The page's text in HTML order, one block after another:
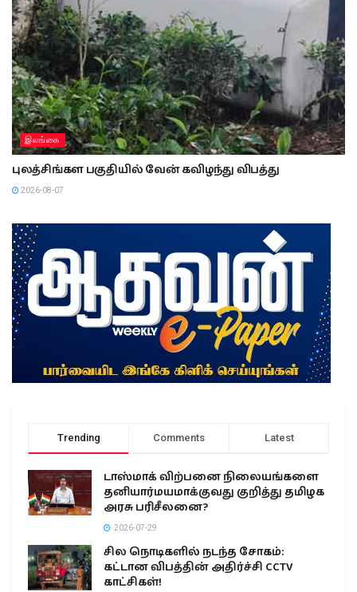
இலங்கை
புலத்சிங்கள பகுதியில் வேன் கவிழந்து விபத்து
2026-08-07
Trending Comments Latest
டாஸ்மாக் விற்பனை நிலையங்களை
தனியார்மயமாக்குவது குறித்து தமிழக
அரசு பரிசீலனை?
2026-07-29
சில நொடிகளில் நடந்த சோகம்:
கட்டான விபத்தின் அதிர்ச்சி CCTV
காட்சிகள்!